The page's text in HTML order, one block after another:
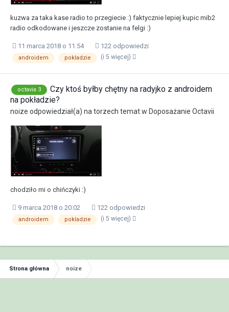
kuzwa za taka kase radio to przegiecie :) faktycznie lepiej kupic mib2
radio odkodowane i jeszcze zostanie na felgi :)
11 marca 2018 o 11:54 122 odpowiedzi
androidem pokladzie (i 5 więcej)
octavia 3
Czy ktoś byłby chętny na radyjko z androidem
na pokładzie?
noize odpowiedział(a) natorzech temat w Doposażanie Octavii
chodziło mi o chińczyki :)
9 marca 2018 o 20:02 122 odpowiedzi
androidem pokladzie (i 5 więcej)
Strona główna noize